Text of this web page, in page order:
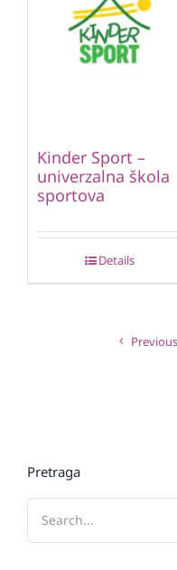
Kinder Sport –
univerzalna škola
sportova
Details
Previous
Pretraga